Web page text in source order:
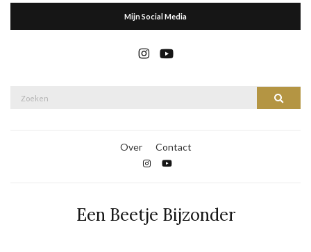
Mijn Social Media
Over Contact
Een Beetje Bijzonder